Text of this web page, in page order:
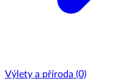
Výlety a příroda (0)